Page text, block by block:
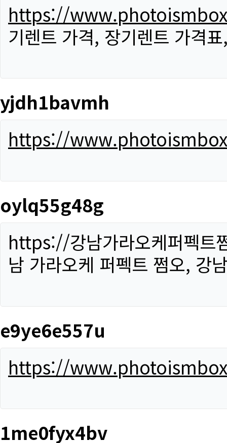
https://
기렌트 가격, 장기렌트 가격
yjdh1bavmh
https://
oylq55g48g
https://강남가라오케퍼펙트
남 가라오케 퍼펙트 쩜오, 강
e9ye6e557u
https://
1me0fyx4bv